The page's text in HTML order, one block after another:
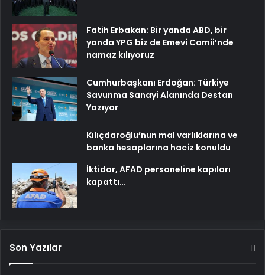
Fatih Erbakan: Bir yanda ABD, bir
yanda YPG biz de Emevi Camii’nde
namaz kılıyoruz
Cumhurbaşkanı Erdoğan: Türkiye
Savunma Sanayi Alanında Destan
Yazıyor
Kılıçdaroğlu’nun mal varlıklarına ve
banka hesaplarına haciz konuldu
İktidar, AFAD personeline kapıları
kapattı…
Son Yazılar